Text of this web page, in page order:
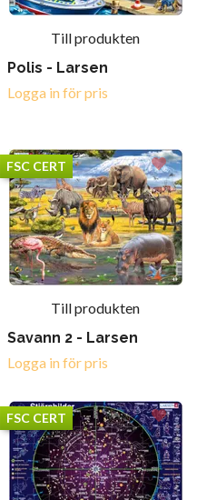
Till produkten
Polis - Larsen
Logga in för pris
FSC CERT
Till produkten
Savann 2 - Larsen
Logga in för pris
FSC CERT